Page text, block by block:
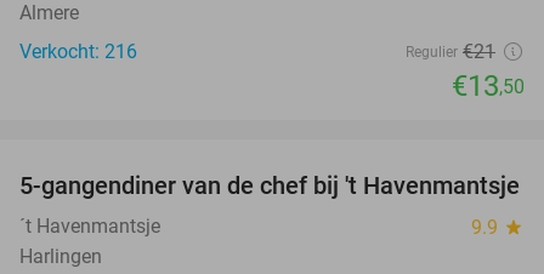
Almere
Verkocht: 216
Regulier €21
€13,50
34%
5-gangendiner van de chef bij 't Havenmantsje
´t Havenmantsje 9.9 star
Harlingen